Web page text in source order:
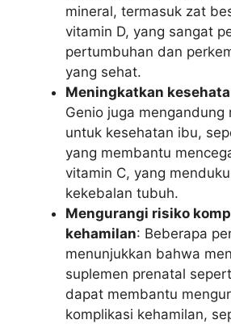
mineral, termasuk zat
vitamin D, yang sangat
pertumbuhan dan
yang sehat.
Meningkatkan
Genio juga mengandung
untuk kesehatan ibu,
yang membantu
vitamin C, yang
kekebalan tubuh.
Mengurangi risiko
kehamilan: Beberapa
menunjukkan bahwa
suplemen prenatal
dapat membantu
komplikasi kehamilan,